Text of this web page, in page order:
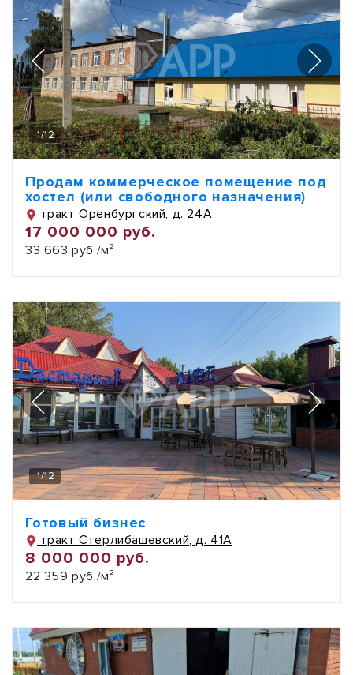
1/12
Продам коммерческое помещение под
хостел (или свободного назначения)
тракт Оренбургский, д. 24А
17 000 000 руб.
33 663 руб./м²
1/12
Готовый бизнес
тракт Стерлибашевский, д. 41А
8 000 000 руб.
22 359 руб./м²